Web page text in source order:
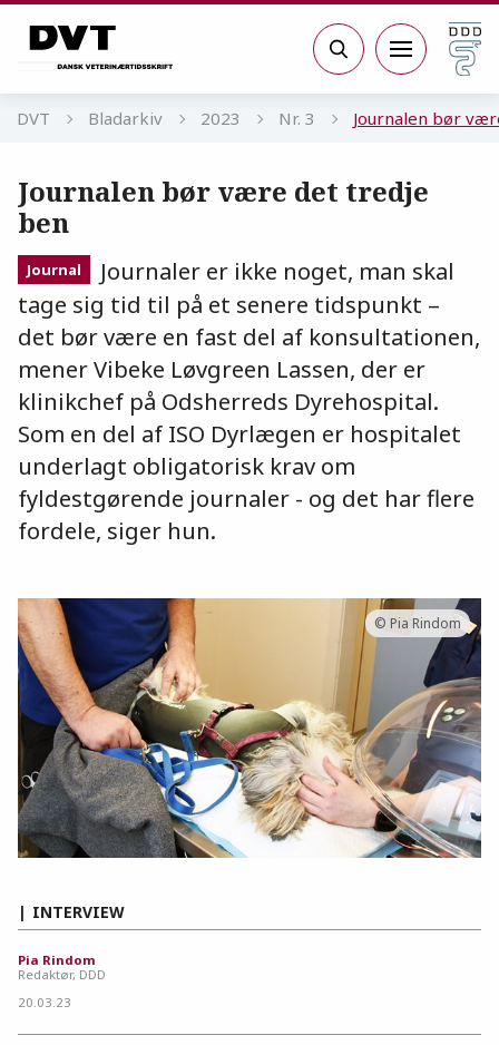
Søg
DVT Bladarkiv 2023 Nr. 3 Journalen bør
Journalen bør være det tredje
ben
Journal
Journaler er ikke noget, man skal
tage sig tid til på et senere tidspunkt –
det bør være en fast del af konsultationen,
mener Vibeke Løvgreen Lassen, der er
klinikchef på Odsherreds Dyrehospital.
Som en del af ISO Dyrlægen er hospitalet
underlagt obligatorisk krav om
fyldestgørende journaler - og det har flere
fordele, siger hun.
© Pia Rindom
INTERVIEW
Pia Rindom
Redaktør, DDD
20.03.23